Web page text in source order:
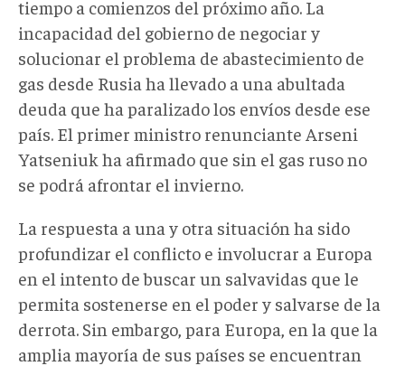
tiempo a comienzos del próximo año. La
incapacidad del gobierno de negociar y
solucionar el problema de abastecimiento de
gas desde Rusia ha llevado a una abultada
deuda que ha paralizado los envíos desde ese
país. El primer ministro renunciante Arseni
Yatseniuk ha afirmado que sin el gas ruso no
se podrá afrontar el invierno.
La respuesta a una y otra situación ha sido
profundizar el conflicto e involucrar a Europa
en el intento de buscar un salvavidas que le
permita sostenerse en el poder y salvarse de la
derrota. Sin embargo, para Europa, en la que la
amplia mayoría de sus países se encuentran